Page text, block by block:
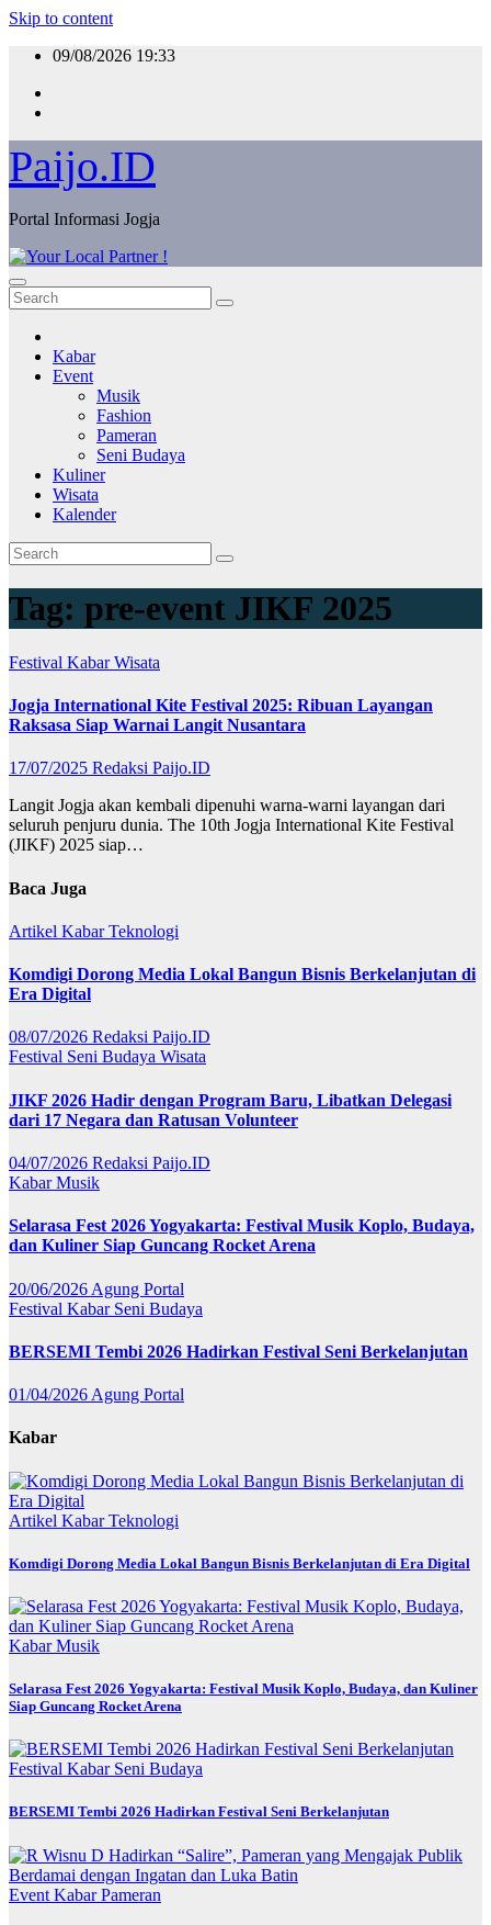
Skip to content
09/08/2026 19:33
Paijo.ID
Portal Informasi Jogja
Kabar
Event
Musik
Fashion
Pameran
Seni Budaya
Kuliner
Wisata
Kalender
Tag: pre-event JIKF 2025
Festival KabarWisata
Jogja International Kite Festival 2025: Ribuan Layangan
Raksasa Siap Warnai Langit Nusantara
17/07/2025 Redaksi Paijo.ID
Langit Jogja akan kembali dipenuhi warna-warni layangan dari
seluruh penjuru dunia. The 10th Jogja International Kite Festival
(JIKF) 2025 siap…
Baca Juga
Artikel KabarTeknologi
Komdigi Dorong Media Lokal Bangun Bisnis Berkelanjutan di
Era Digital
08/07/2026 Redaksi Paijo.ID
Festival Seni Budaya Wisata
JIKF 2026 Hadir dengan Program Baru, Libatkan Delegasi
dari 17 Negara dan Ratusan Volunteer
04/07/2026 Redaksi Paijo.ID
KabarMusik
Selarasa Fest 2026 Yogyakarta: Festival Musik Koplo, Budaya,
dan Kuliner Siap Guncang Rocket Arena
20/06/2026 Agung Portal
Festival Kabar Seni Budaya
BERSEMI Tembi 2026 Hadirkan Festival Seni Berkelanjutan
01/04/2026 Agung Portal
Kabar
Artikel KabarTeknologi
Komdigi Dorong Media Lokal Bangun Bisnis Berkelanjutan di Era Digital
KabarMusik
Selarasa Fest 2026 Yogyakarta: Festival Musik Koplo, Budaya, dan Kuliner
Siap Guncang Rocket Arena
Festival Kabar Seni Budaya
BERSEMI Tembi 2026 Hadirkan Festival Seni Berkelanjutan
Event KabarPameran